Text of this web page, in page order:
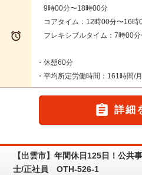

9時00分〜18時00分
コアタイム：12時00分〜16時
フレキシブルタイム：7時00
・休憩60分
・平均所定労働時間：161時間/月
 詳細
【出雲市】年間休日125日！公共
士/正社員 OTH-526-1